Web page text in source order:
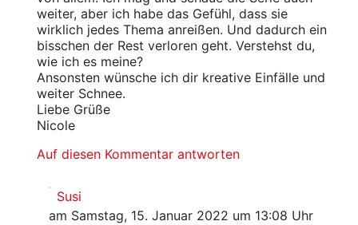
weiter, aber ich habe das Gefühl, dass sie
wirklich jedes Thema anreißen. Und dadurch ein
bisschen der Rest verloren geht. Verstehst du,
wie ich es meine?
Ansonsten wünsche ich dir kreative Einfälle und
weiter Schnee.
Liebe Grüße
Nicole
Auf diesen Kommentar antworten
Susi
am Samstag, 15. Januar 2022 um 13:08 Uhr